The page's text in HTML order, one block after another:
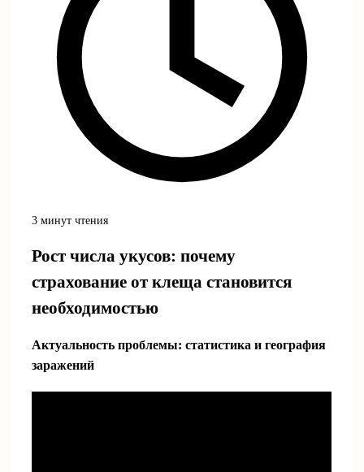
3 минут чтения
Рост числа укусов: почему
страхование от клеща становится
необходимостью
Актуальность проблемы: статистика и география
заражений